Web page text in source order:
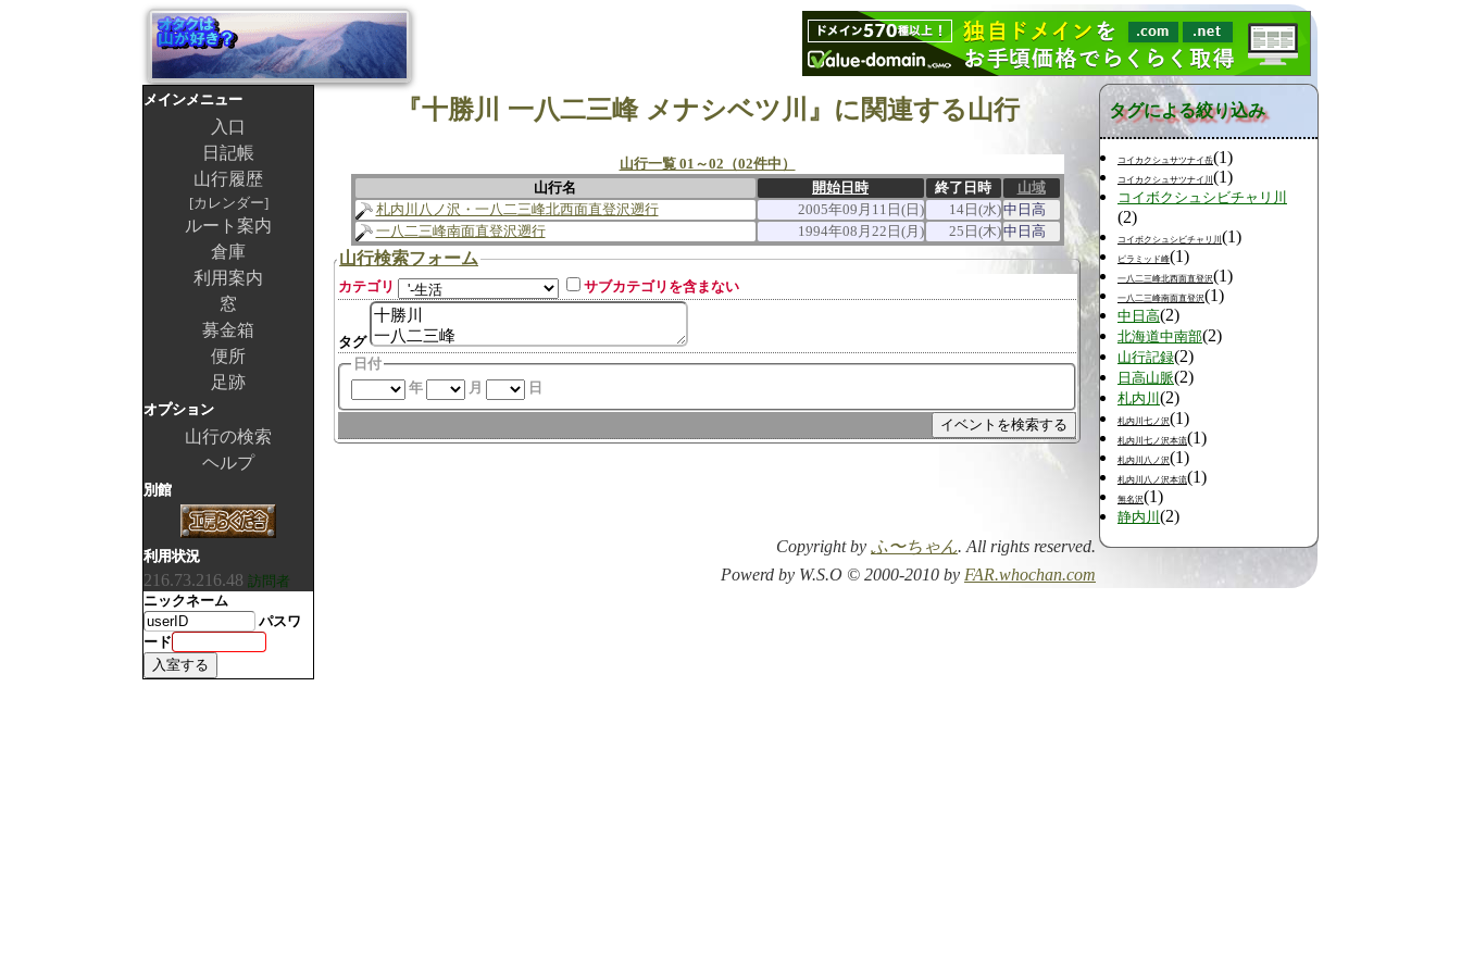
『十勝川 一八二三峰 メナシベツ川』に関連する山行
山行一覧 01～02（02件中）
山行名
開始日時 終了日時
山域
札内川八ノ沢・一八二三峰北西面直登沢遡行
2005年09月11日(日) 14日(水)中日高
一八二三峰南面直登沢遡行
1994年08月22日(月) 25日(木)中日高
山行検索フォーム
カテゴリ サブカテゴリを含まない
タグ
日付
年
月 日
タグによる絞り込み
コイカクシュサツナイ岳(1)
コイカクシュサツナイ川 (1)
コイボクシュシビチャリ川
(2)
コイボクシュシビチャリ川 (1)
ピラミッド峰(1)
一八二三峰北西面直登沢(1)
一八二三峰南面直登沢(1)
中日高(2)
北海道中南部(2)
山行記録(2)
日高山脈(2)
札内川 (2)
札内川七ノ沢(1)
札内川七ノ沢本流(1)
札内川八ノ沢(1)
札内川八ノ沢本流(1)
無名沢(1)
静内川 (2)
メインメニュー
入口
日記帳
山行履歴
カレンダー
ルート案内
倉庫
利用案内
窓
募金箱
便所
足跡
オプション
山行の検索
ヘルプ
別館
利用状況
216.73.216.48 訪問者
ニックネーム
パスワ
ード
Copyright by ふ〜ちゃん. All rights reserved.
Powerd by W.S.O © 2000-2010 by FAR.whochan.com